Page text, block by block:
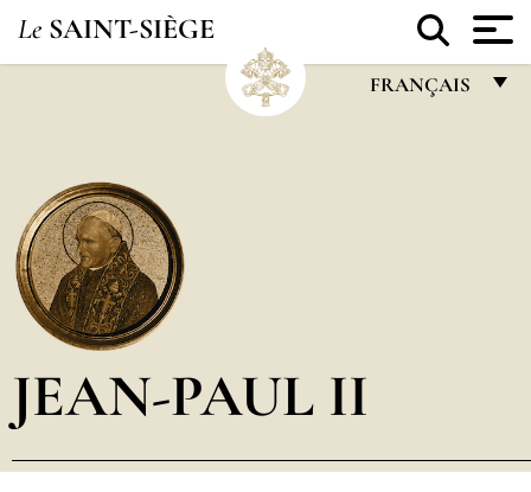
Le SAINT-SIÈGE
FRANÇAIS
العربيّة
JEAN-PAUL II